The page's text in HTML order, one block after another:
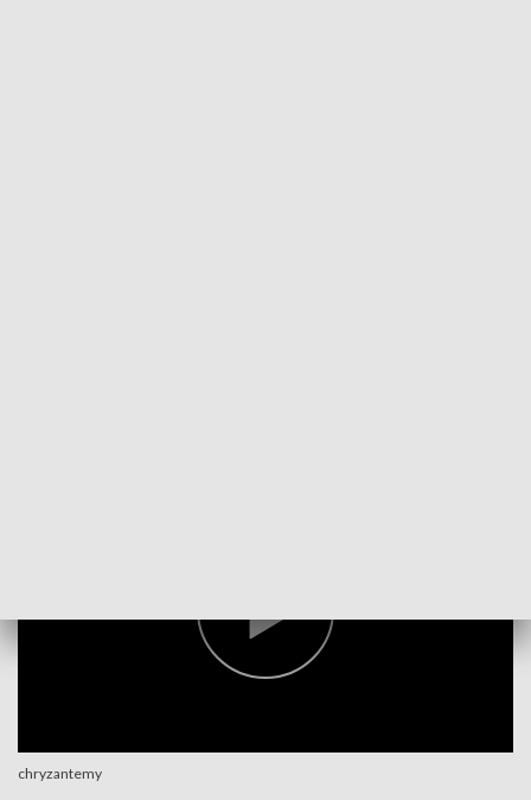
chryzantemy